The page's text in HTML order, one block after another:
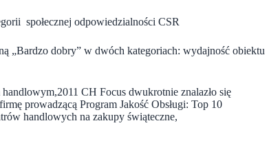
społecznej odpowiedzialności CSR
„Bardzo dobry” w dwóch kategoriach: wydajność obiektu
CH Focus dwukrotnie znalazło się
prowadzącą Program Jakość Obsługi: Top 10
handlowych na zakupy świąteczne,